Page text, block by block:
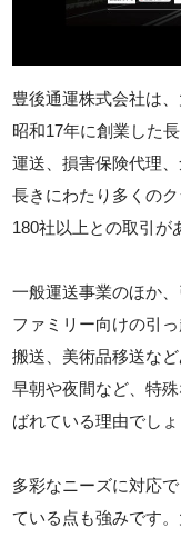
豊後通運株式会社は
昭和17年に創業した
運送、損害保険代理
長きにわたり多くの
180社以上との取引が
一般運送事業のほか
ファミリー向けの引
搬送、美術品移送な
早朝や夜間など、特
ばれている理由でしょ
多彩なニーズに対応
ている点も強みです